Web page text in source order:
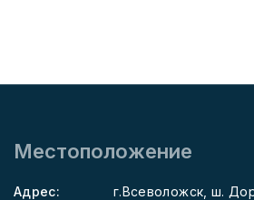
Местоположение
Адрес:
г.Всеволожск, ш.